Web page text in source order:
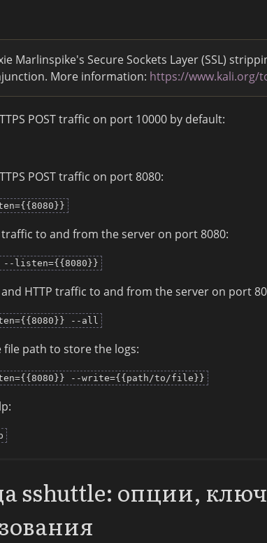
Marlinspike's Secure Sockets Layer (SSL)
More information: https://www.kali.org/
POST traffic on port 10000 by default:
POST traffic on port 8080:
traffic to and from the server on port 8080:
listen={{8080}}
and HTTP traffic to and from the server on port
--all
file path to store the logs:
--write={{path/to/file}}
sshuttle: опции,